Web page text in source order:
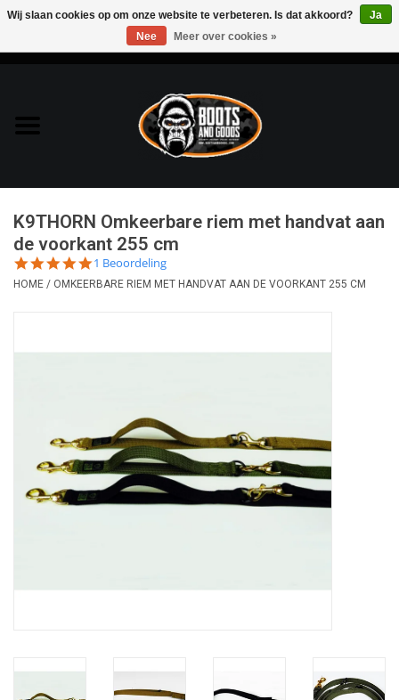
Bags & Packs
Bescherming
Kleding
Lampen
Speelgoed
Survival
K9THORN Omkeerbare riem met handvat aan
de voorkant 255 cm
5.0
star
rating
1 Beoordeling
HOME / OMKEERBARE RIEM MET HANDVAT AAN DE VOORKANT 255 CM
Wij slaan cookies op om onze website te verbeteren. Is dat akkoord?
Ja
Nee
Meer over cookies »